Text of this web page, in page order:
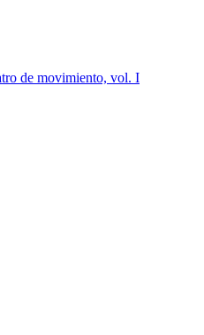
de movimiento, vol. I